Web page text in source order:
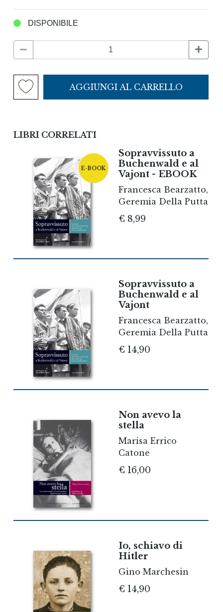
DISPONIBILE
AGGIUNGI AL CARRELLO
LIBRI CORRELATI
E-BOOK
Sopravvissuto a
Buchenwald e al
Vajont - EBOOK
Francesca Bearzatto,
Geremia Della Putta
€ 8,99
Sopravvissuto a
Buchenwald e al
Vajont
Francesca Bearzatto,
Geremia Della Putta
€ 14,90
Non avevo la
stella
Marisa Errico
Catone
€ 16,00
Io, schiavo di
Hitler
Gino Marchesin
€ 14,90